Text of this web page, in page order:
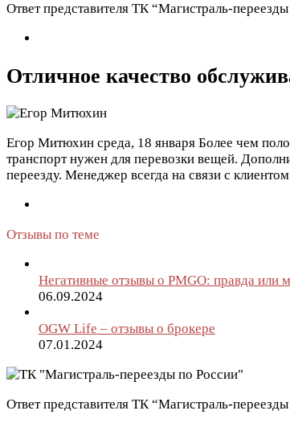
Ответ представителя ТК “Магистраль-
Отличное качество
Егор Митюхин среда, 18 января Более чем
транспорт нужен для перевозки вещей.
переезду. Менеджер всегда на связи с
Отзывы по теме
Негативные отзывы о PMGO: правда или
06.09.2024
OGW Life – отзывы о брокере
07.01.2024
Ответ представителя ТК “Магистраль-